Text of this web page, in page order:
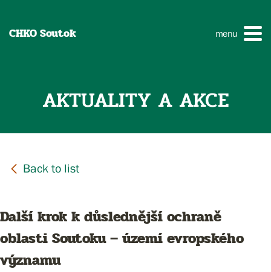
CHKO Soutok menu
AKTUALITY A AKCE
Další krok k důslednější ochraně
oblasti Soutoku – území evropského
významu